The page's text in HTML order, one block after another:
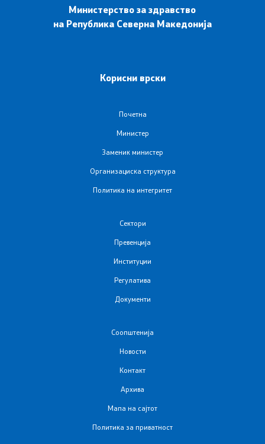
Министерство за здравство
на Република Северна Македонија
Корисни врски
Почетна
Министер
Заменик министер
Организациска структура
Политика на интегритет
Сектори
Превенција
Институции
Регулатива
Документи
Соопштенија
Новости
Контакт
Архива
Мапа на сајтот
Политика за приватност